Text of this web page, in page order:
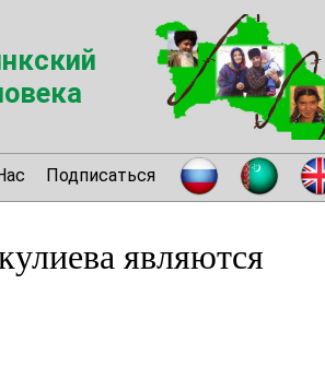
Подписаться
являются